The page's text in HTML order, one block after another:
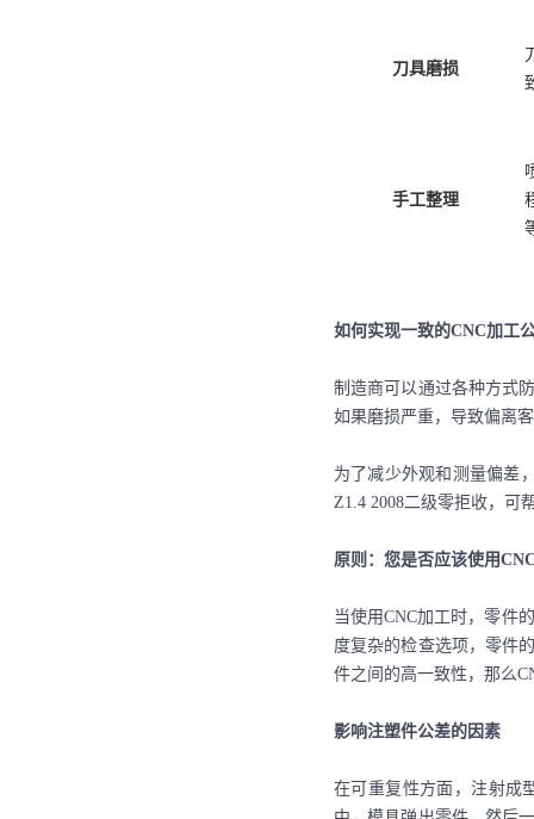
刀具磨损
手工整理
如何实现一致的CNC加工
制造商可以通过各种方式
如果磨损严重，导致偏离
为了减少外观和测量偏差
Z1.4 2008二级零拒收，可
原则 ：您是否应该使用
当使用CNC加工时，零件
度复杂的检查选项，零件
件之间的高一致性，那么
影响注塑件公差的因素
在可重复性方面，注射成